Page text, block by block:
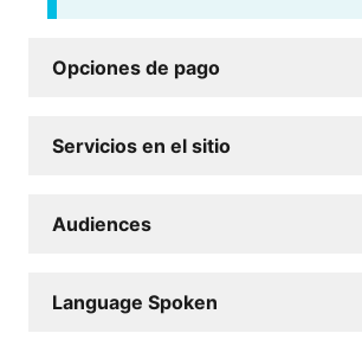
Opciones de pago
Servicios en el sitio
Audiences
Language Spoken